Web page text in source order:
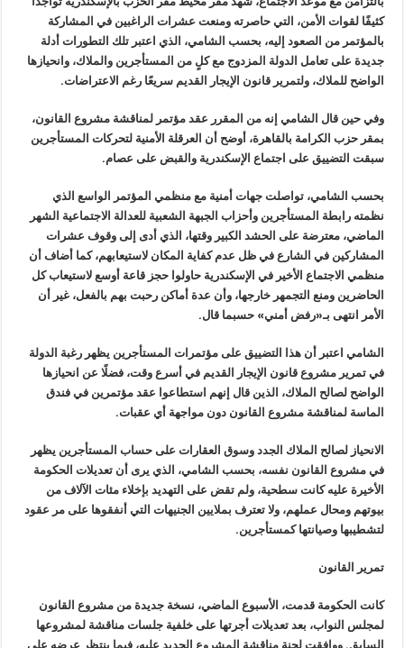
كثيفًا لقوات الأمن، التي حاصرته ومنعت عشرات الراغبين في المشاركة
بالمؤتمر من الصعود إليه، بحسب الشامي، الذي اعتبر تلك التطورات أدلة
جديدة على تعامل الدولة المزدوج مع كلٍ من المستأجرين والملاك، وانحيازها
الواضح للملاك، ولتمرير قانون الإيجار
القديم سريعًا رغم الاعتراضات.
وفي حين قال الشامي إنه من المقرر عقد مؤتمر لمناقشة مشروع القانون،
بمقر حزب الكرامة بالقاهرة، أوضح أن العرقلة الأمنية لتحركات المستأجرين
سبقت التضييق على اجتماع الإسكندرية والقبض على عصام.
بحسب الشامي، تواصلت جهات أمنية مع منظمي المؤتمر الواسع الذي
نظمته رابطة المستأجرين وأحزاب الجبهة الشعبية للعدالة الاجتماعية الشهر
الماضي، معترضة على الحشد الكبير وقتها، الذي أدى إلى وقوف عشرات
المشاركين في الشارع في ظل عدم كفاية المكان لاستيعابهم، كما أضاف أن
منظمي الاجتماع الأخير في الإسكندرية حاولوا حجز قاعة أوسع لاستيعاب كل
الحاضرين ومنع التجمهر خارجها، وأن عدة أماكن رحبت بهم بالفعل، غير أن
الأمر انتهى بـ«رفض أمني» حسبما قال.
الشامي اعتبر أن هذا التضييق على مؤتمرات المستأجرين يظهر رغبة الدولة
في تمرير مشروع قانون الإيجار القديم في أسرع وقت، فضلًا عن انحيازها
الواضح لصالح الملاك، الذين قال إنهم استطاعوا عقد مؤتمرين في فندق
الماسة لمناقشة مشروع القانون دون مواجهة أي عقبات.
الانحياز لصالح الملاك الجدد وسوق العقارات على حساب المستأجرين يظهر
في مشروع القانون نفسه، بحسب الشامي، الذي يرى أن تعديلات الحكومة
الأخيرة عليه كانت سطحية، ولم تقض على التهديد بإخلاء مئات الآلاف من
بيوتهم ومحال عملهم، ولا تعترف بملايين الجنيهات التي أنفقوها على مر عقود
لتشطيبها وصيانتها كمستأجرين.
تمرير القانون
كانت الحكومة قدمت، الأسبوع الماضي، نسخة جديدة من مشروع القانون
لمجلس النواب، بعد تعديلات أجرتها على خلفية جلسات مناقشة لمشروعها
السابق. ووافقت لجنة مناقشة المشروع الجديد عليه، فيما ينتظر عرضه على